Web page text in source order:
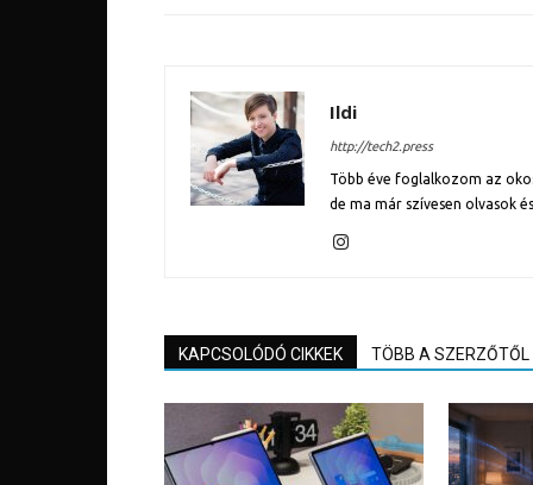
Ildi
http://tech2.press
Több éve foglalkozom az
de ma már szívesen olvasok
KAPCSOLÓDÓ CIKKEK TÖBB A SZERZŐTŐL